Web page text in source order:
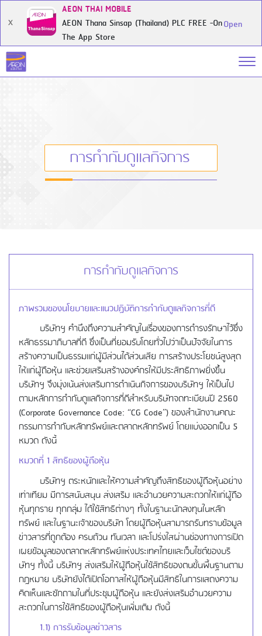
X
AEON THAI MOBILE
AEON Thana Sinsap (Thailand) PLC FREE -On
The App Store
Open
การกำกับดูแลกิจการ
การกำกับดูแลกิจการ
ภาพรวมของนโยบายและแนวปฏิบัติการกำกับดูแลกิจการที่ดี
บริษัทฯ คำนึงถึงความสำคัญในเรื่องของการดำรงรักษาไว้ซึ่ง
หลักธรรมาภิบาลที่ดี ซึ่งเป็นที่ยอมรับโดยทั่วไปว่าเป็นปัจจัยในการ
สร้างความเป็นธรรมแก่ผู้มีส่วนได้ส่วนเสีย การสร้างประโยชน์สูงสุด
ให้แก่ผู้ถือหุ้น และช่วยเสริมสร้างองค์กรให้มีประสิทธิภาพยิ่งขึ้น
บริษัทฯ จึงมุ่งเน้นส่งเสริมการดำเนินกิจการของบริษัทฯ ให้เป็นไป
ตามหลักการกำกับดูแลกิจการที่ดีสำหรับบริษัทจดทะเบียนปี 2560
(Corporate Governance Code: “CG Code”) ของสำนักงานคณะ
กรรมการกำกับหลักทรัพย์และตลาดหลักทรัพย์ โดยแบ่งออกเป็น 5
หมวด ดังนี้
หมวดที่ 1 สิทธิของผู้ถือหุ้น
บริษัทฯ ตระหนักและให้ความสำคัญถึงสิทธิของผู้ถือหุ้นอย่าง
เท่าเทียม มีการสนับสนุน ส่งเสริม และอำนวยความสะดวกให้แก่ผู้ถือ
หุ้นทุกราย ทุกกลุ่ม ได้ใช้สิทธิต่างๆ ทั้งในฐานะนักลงทุนในหลัก
ทรัพย์ และในฐานะเจ้าของบริษัท โดยผู้ถือหุ้นสามารถรับทราบข้อมูล
ข่าวสารที่ถูกต้อง ครบถ้วน ทันเวลา และโปร่งใสผ่านช่องทางการเปิด
เผยข้อมูลของตลาดหลักทรัพย์แห่งประเทศไทยและเว็บไซต์ของบริ
ษัทฯ ทั้งนี้ บริษัทฯ ส่งเสริมให้ผู้ถือหุ้นใช้สิทธิของตนขั้นพื้นฐานตาม
กฎหมาย บริษัทยังได้เปิดโอกาสให้ผู้ถือหุ้นมีสิทธิในการแสดงความ
คิดเห็นและซักถามในที่ประชุมผู้ถือหุ้น และยังส่งเสริมอำนวยความ
สะดวกในการใช้สิทธิของผู้ถือหุ้นเพิ่มเติม ดังนี้
1.1) การรับข้อมูลข่าวสาร